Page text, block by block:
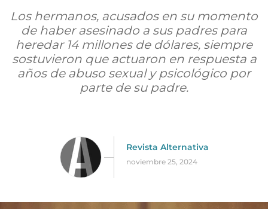
Los hermanos, acusados en su momento
de haber asesinado a sus padres para
heredar 14 millones de dólares, siempre
sostuvieron que actuaron en respuesta a
años de abuso sexual y psicológico por
parte de su padre.
Revista Alternativa
noviembre 25, 2024